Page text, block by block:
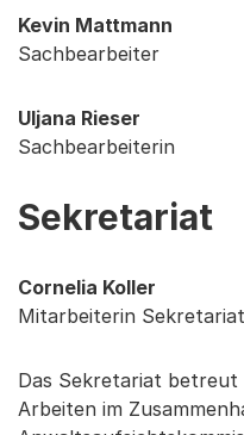
Kevin Mattmann
Sachbearbeiter
Uljana Rieser
Sachbearbeiterin
Sekretariat
Cornelia Koller
Mitarbeiterin Sekretariat
Das Sekretariat betreut
Arbeiten im